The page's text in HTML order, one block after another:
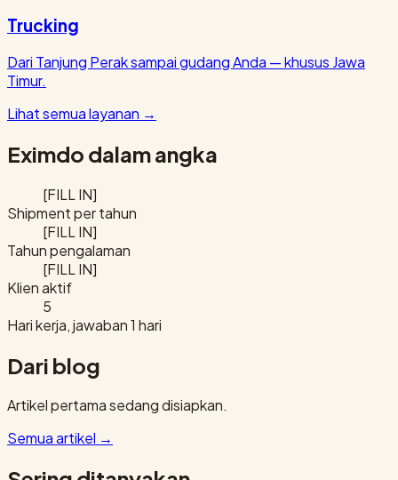
Trucking
Dari Tanjung Perak sampai gudang Anda — khusus Jawa
Timur.
Lihat semua layanan →
Eximdo dalam angka
[FILL IN]
Shipment per tahun
[FILL IN]
Tahun pengalaman
[FILL IN]
Klien aktif
5
Hari kerja, jawaban 1 hari
Dari blog
Artikel pertama sedang disiapkan.
Semua artikel →